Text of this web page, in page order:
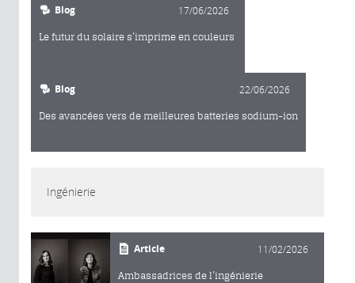
Blog 17/06/2026
Le futur du solaire s’imprime en couleurs
Blog 22/06/2026
Des avancées vers de meilleures batteries sodium-ion
Ingénierie
Article 11/02/2026
Ambassadrices de l’ingénierie